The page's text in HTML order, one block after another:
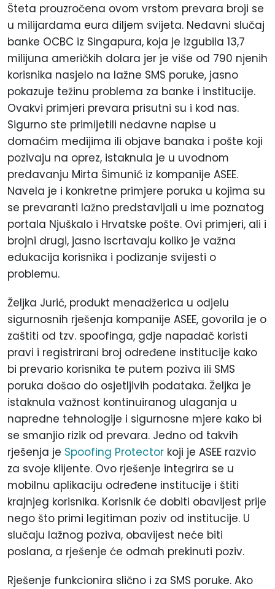
Šteta prouzročena ovom vrstom prevara broji se
u milijardama eura diljem svijeta. Nedavni slučaj
banke OCBC iz Singapura, koja je izgubila 13,7
milijuna američkih dolara jer je više od 790 njenih
korisnika nasjelo na lažne SMS poruke, jasno
pokazuje težinu problema za banke i institucije.
Ovakvi primjeri prevara prisutni su i kod nas.
Sigurno ste primijetili nedavne napise u
domaćim medijima ili objave banaka i pošte koji
pozivaju na oprez, istaknula je u uvodnom
predavanju Mirta Šimunić iz kompanije ASEE.
Navela je i konkretne primjere poruka u kojima su
se prevaranti lažno predstavljali u ime poznatog
portala Njuškalo i Hrvatske pošte. Ovi primjeri, ali i
brojni drugi, jasno iscrtavaju koliko je važna
edukacija korisnika i podizanje svijesti o
problemu.
Željka Jurić, produkt menadžerica u odjelu
sigurnosnih rješenja kompanije ASEE, govorila je o
zaštiti od tzv. spoofinga, gdje napadač koristi
pravi i registrirani broj određene institucije kako
bi prevario korisnika te putem poziva ili SMS
poruka došao do osjetljivih podataka. Željka je
istaknula važnost kontinuiranog ulaganja u
napredne tehnologije i sigurnosne mjere kako bi
se smanjio rizik od prevara. Jedno od takvih
rješenja je Spoofing Protector koji je ASEE razvio
za svoje klijente. Ovo rješenje integrira se u
mobilnu aplikaciju određene institucije i štiti
krajnjeg korisnika. Korisnik će dobiti obavijest prije
nego što primi legitiman poziv od institucije. U
slučaju lažnog poziva, obavijest neće biti
poslana, a rješenje će odmah prekinuti poziv.
Rješenje funkcionira slično i za SMS poruke. Ako